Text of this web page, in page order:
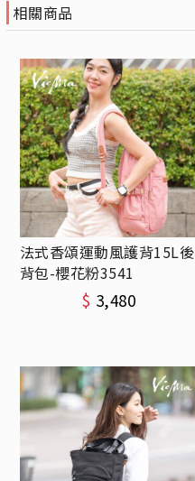
相關商品
法式香頌運動風護背15L後
背包-櫻花粉3541
$ 3,480